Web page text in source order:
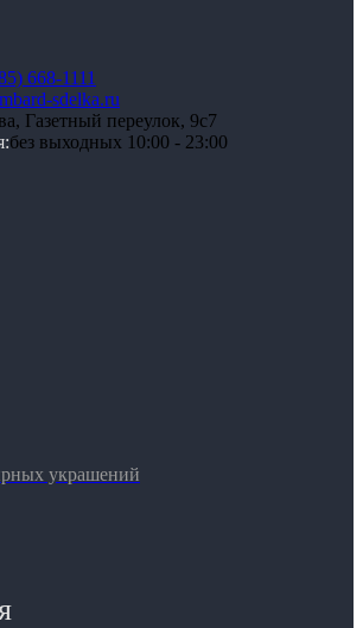
668-1111
sdelka.ru
Газетный переулок, 9с7
без выходных 10:00 - 23:00
украшений